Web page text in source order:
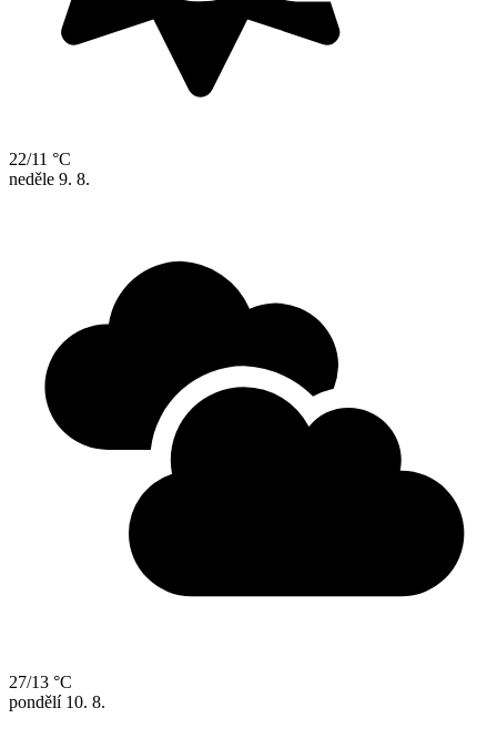
22/11 °C
neděle 9. 8.
27/13 °C
pondělí 10. 8.